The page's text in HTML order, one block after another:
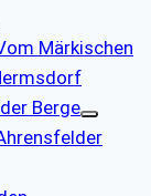
Märkischen
Berge